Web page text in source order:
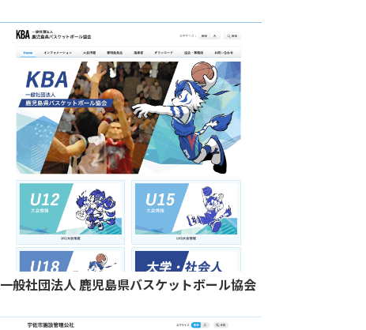
一般社団法人 鹿児島県バスケットボール協会